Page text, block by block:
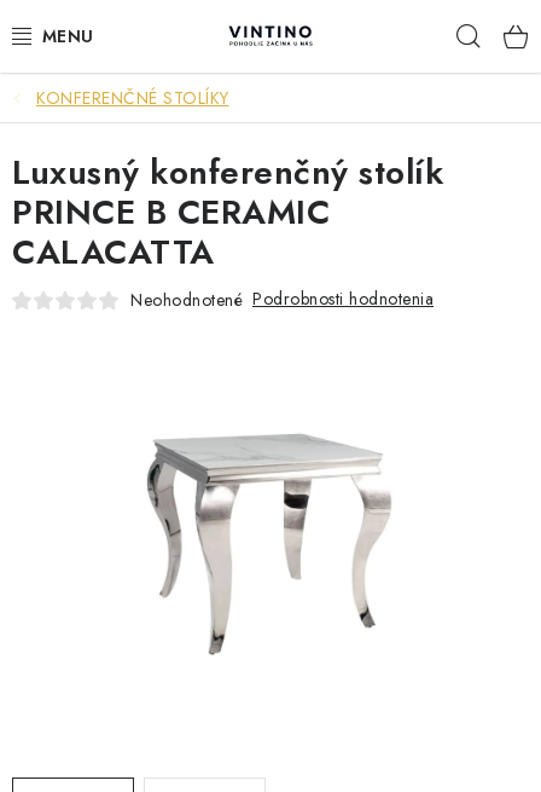
na
NÁBYTOK
VÝPREDAJ
ZÁVESNÉ HOJDACIE KRESLÁ
JEDÁLENSKÉ ZOSTAVY
ZÁHRADNÝ NÁBYTOK
KONFERENČNÉ STOLÍKY
Luxusný konferenčný stolík
PRINCE B CERAMIC
CALACATTA
Neohodnotené Podrobnosti hodnotenia